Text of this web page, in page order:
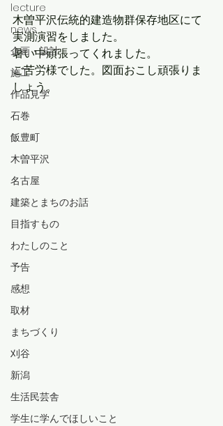
lecture
news
企画・設計
施工
作品見学
石巻
飯豊町
木曽平沢
名古屋
建築とまちのお話
目指すもの
わたしのこと
予告
感想
取材
まちづくり
刈谷
新潟
生活民芸舎
学生に学んでほしいこと
木曽平沢伝統的建造物群保存地区にて
実測演習をしました。
暑い中頑張ってくれました。
ご苦労様でした。図面おこし頑張りま
しょう。